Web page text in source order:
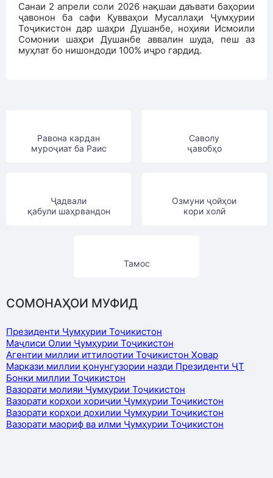
Санаи 2 апрели соли 2026 нақшаи даъвати баҳории
ҷавонон ба сафи Қувваҳои Мусаллаҳи Ҷумҳурии
Тоҷикистон дар шаҳри Душанбе, ноҳияи Исмоили
Сомонии шаҳри Душанбе аввалин шуда, пеш аз
муҳлат бо нишондоди 100% иҷро гардид.
Равона кардан
муроҷиат ба Раис
Саволу
ҷавобҳо
Ҷадвали
қабули шаҳрвандон
Озмуни ҷойҳои
кори холӣ
Тамос
СОМОНАҲОИ МУФИД
Президенти Ҷумҳурии Тоҷикистон
Маҷлиси Олии Ҷумҳурии Тоҷикистон
Агентии миллии иттилоотии Тоҷикистон Ховар
Маркази миллии қонунгузории назди Президенти ҶТ
Бонки миллии Тоҷикистон
Вазорати молияи Ҷумҳурии Тоҷикистон
Вазорати корҳои хориҷии Ҷумҳурии Тоҷикистон
Вазорати корҳои дохилии Ҷумҳурии Тоҷикистон
Вазорати маориф ва илми Ҷумҳурии Тоҷикистон